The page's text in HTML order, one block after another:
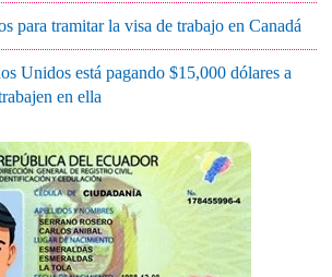
para tramitar la visa de trabajo en Canadá
Unidos está pagando $15,000 dólares a
en ella